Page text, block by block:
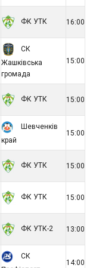
ФК УТК 16:00
СК
Жашківська
громада
15:00
ФК УТК 15:00
Шевченків
край
15:00
ФК УТК 15:00
ФК УТК 15:00
ФК УТК-2 13:00
СК
14:00